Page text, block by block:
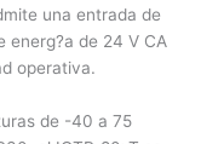
una entrada de
energ?a de 24 V CA
operativa.
de -40 a 75